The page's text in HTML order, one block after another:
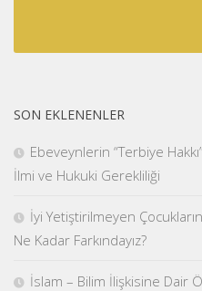
SON EKLENENLER
Ebeveynlerin “Terbiye
İlmi ve Hukuki Gerekliliği
İyi Yetiştirilmeyen
Ne Kadar Farkındayız?
İslam – Bilim İlişkisine Dair